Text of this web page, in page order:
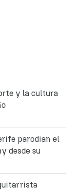
y la cultura
parodian el
desde su